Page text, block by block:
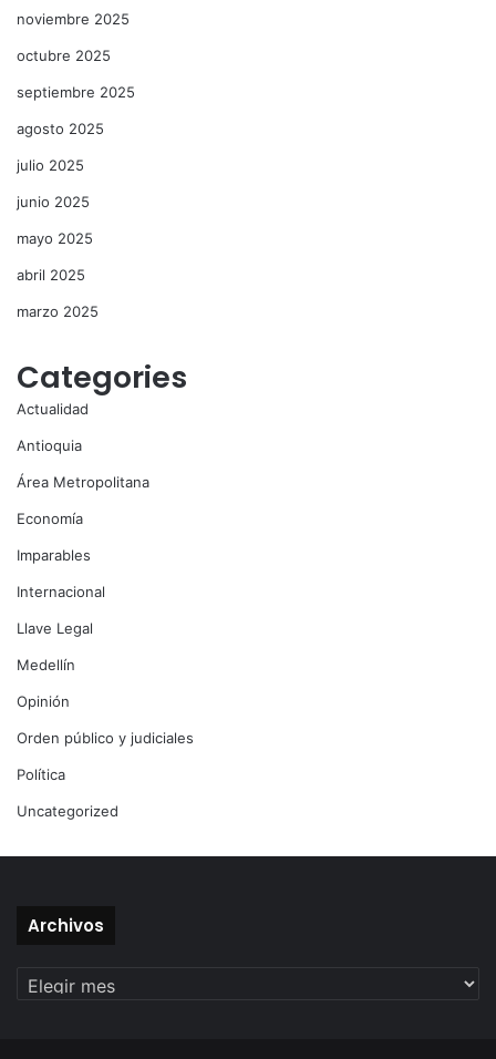
noviembre 2025
octubre 2025
septiembre 2025
agosto 2025
julio 2025
junio 2025
mayo 2025
abril 2025
marzo 2025
Categories
Actualidad
Antioquia
Área Metropolitana
Economía
Imparables
Internacional
Llave Legal
Medellín
Opinión
Orden público y judiciales
Política
Uncategorized
Archivos